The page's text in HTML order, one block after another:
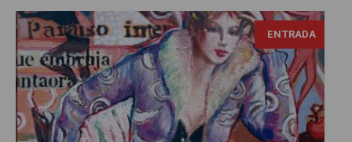
ENTRADA